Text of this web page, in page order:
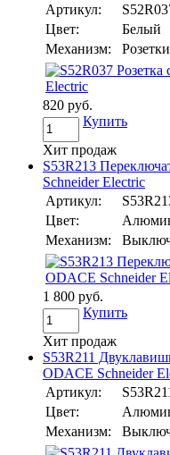
Артикул:
Цвет:
Белый
Механизм:
820 руб.
Купить
Хит продаж
S53R213
Schneider Electric
Артикул:
Цвет:
Механизм:
1 800 руб.
Купить
Хит продаж
S53R211
ODACE Schneider
Артикул:
Цвет:
Механизм: